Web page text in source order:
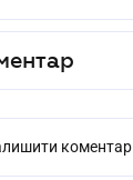
коментар